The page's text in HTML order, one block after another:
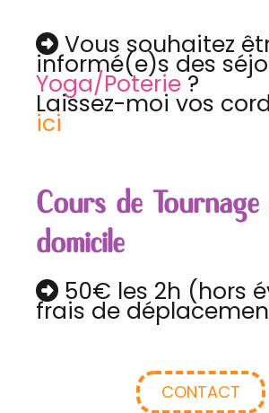
 Vous souhaitez
informé(e)s des
Yoga/Poterie ?
Laissez-moi vos
ici
Cours de Tournage
domicile
 50€ les 2h (hors
frais de
CONTACT